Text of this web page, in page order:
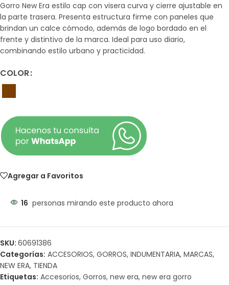
Gorro New Era estilo cap con visera curva y cierre ajustable en
la parte trasera. Presenta estructura firme con paneles que
brindan un calce cómodo, además de logo bordado en el
frente y distintivo de la marca. Ideal para uso diario,
combinando estilo urbano y practicidad.
COLOR
Agregar a Favoritos
16 personas mirando este producto ahora
SKU: 60691386
Categorías: ACCESORIOS, GORROS, INDUMENTARIA, MARCAS,
NEW ERA, TIENDA
Etiquetas: Accesorios, Gorros, new era, new era gorro